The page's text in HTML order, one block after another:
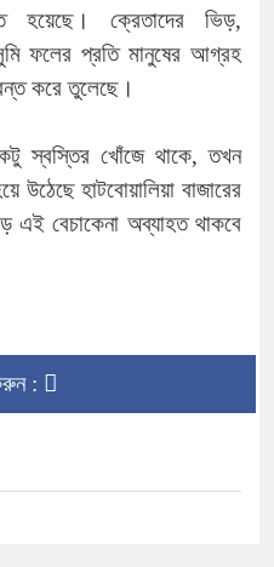
হয়েছে। ক্রেতাদের ভিড়,
ফলের প্রতি মানুষের আগ্রহ
করে তুলেছে।
স্বস্তির খোঁজে থাকে, তখন
উঠেছে হাটবোয়ালিয়া বাজারের
এই বেচাকেনা অব্যাহত থাকবে
: